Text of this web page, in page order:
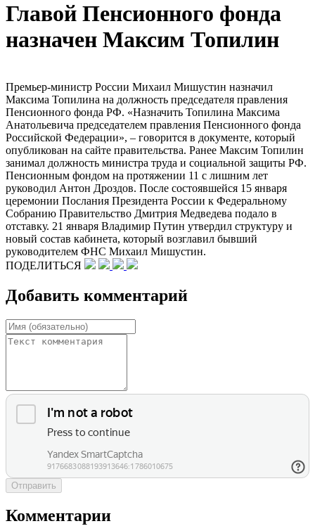
Главой Пенсионного фонда
назначен Максим Топилин
Премьер-министр России Михаил Мишустин назначил
Максима Топилина на должность председателя правления
Пенсионного фонда РФ. «Назначить Топилина Максима
Анатольевича председателем правления Пенсионного фонда
Российской Федерации», – говорится в документе, который
опубликован на сайте правительства. Ранее Максим Топилин
занимал должность министра труда и социальной защиты РФ.
Пенсионным фондом на протяжении 11 с лишним лет
руководил Антон Дроздов. После состоявшейся 15 января
церемонии Послания Президента России к Федеральному
Собранию Правительство Дмитрия Медведева подало в
отставку. 21 января Владимир Путин утвердил структуру и
новый состав кабинета, который возглавил бывший
руководителем ФНС Михаил Мишустин.
ПОДЕЛИТЬСЯ
Добавить комментарий
Отправить
Комментарии